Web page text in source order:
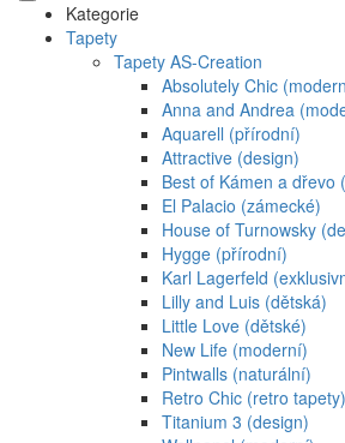
Kategorie
Tapety
Tapety AS-Creation
Absolutely Chic
Anna and Andrea
Aquarell (přírodní)
Attractive (design)
Best of Kámen a dřevo
El Palacio (zámecké)
House of Turnowsky
Hygge (přírodní)
Karl Lagerfeld
Lilly and Luis (dětská)
Little Love (dětské)
New Life (moderní)
Pintwalls (naturální)
Retro Chic (retro tapety)
Titanium 3 (design)